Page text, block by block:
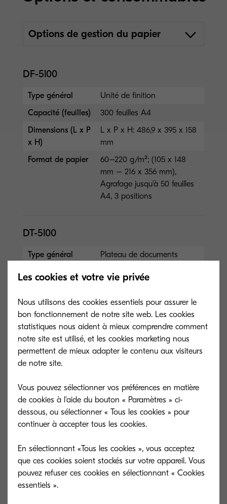
Options de gestion du papier
DF-5100
Type général
Unité de finition
Capacité (feuilles)
300 feuilles A4
Dimensions (L x P
x H)
L x P x H: 486,9 x 395 x 158
mm
Format de papier
60–220 g/m²; (105 x 148
mm – 216 x 356 mm),
Agrafage jusqu'à 50 feuilles
A4, 3 positions
DT-5100
Type général
Plateau de documents
Capacité (feuilles)
x H)
mm
Format de papier
Pour placer des documents
ou un clavier USB
JS-5100
Type général
Séparateur de travaux
Capacité (feuilles)
100 feuilles
Dimensions (L x P
L x P x H : 360 x 319 x 154
Format de papier
60 à 220 g/m², séparateur
de travaux interne, A6-
A4/Legal
Les cookies et votre vie privée
Nous utilisons des cookies essentiels pour assurer le
bon fonctionnement de notre site web. Les cookies
statistiques nous aident à mieux comprendre comment
notre site est utilisé, et les cookies marketing nous
permettent de mieux adapter le contenu aux visiteurs
de notre site.
Vous pouvez sélectionner vos préférences en matière
de cookies à l'aide du bouton « Paramètres » ci-
dessous, ou sélectionner « Tous les cookies » pour
continuer à accepter tous les cookies.
En sélectionnant «Tous les cookies », vous acceptez
que ces cookies soient stockés sur votre appareil. Vous
pouvez refuser ces cookies en sélectionnant « Cookies
essentiels ».